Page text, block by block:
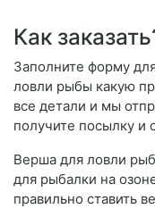
Как
Заполните форму
ловли рыбы какую
все детали и мы
получите посылку и
Верша для ловли
для рыбалки на
правильно ставить